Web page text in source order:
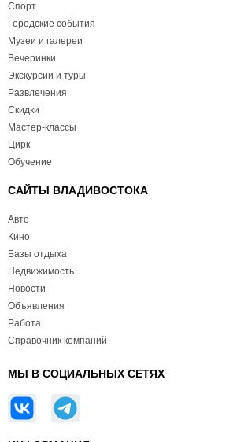
Спорт
Городские события
Музеи и галереи
Вечеринки
Экскурсии и туры
Развлечения
Скидки
Мастер-классы
Цирк
Обучение
САЙТЫ ВЛАДИВОСТОКА
Авто
Кино
Базы отдыха
Недвижимость
Новости
Объявления
Работа
Справочник компаний
МЫ В СОЦИАЛЬНЫХ СЕТЯХ